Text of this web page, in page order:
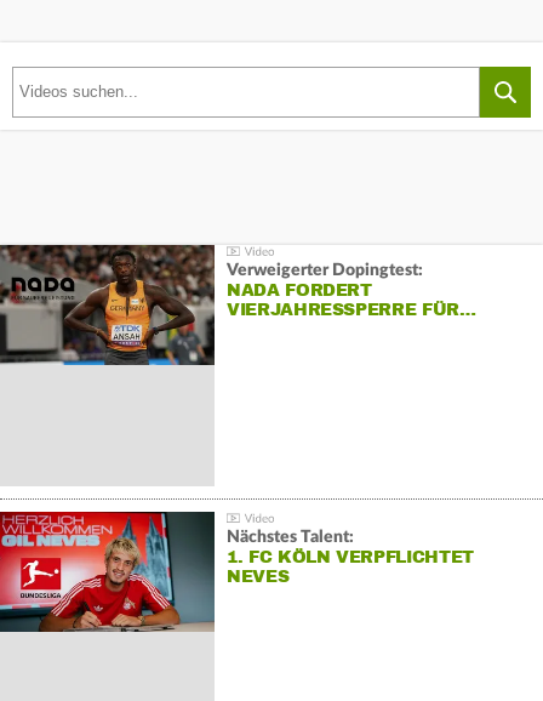
Verweigerter Dopingtest:
NADA FORDERT
VIERJAHRESSPERRE FÜR…
Nächstes Talent:
1. FC KÖLN VERPFLICHTET
NEVES